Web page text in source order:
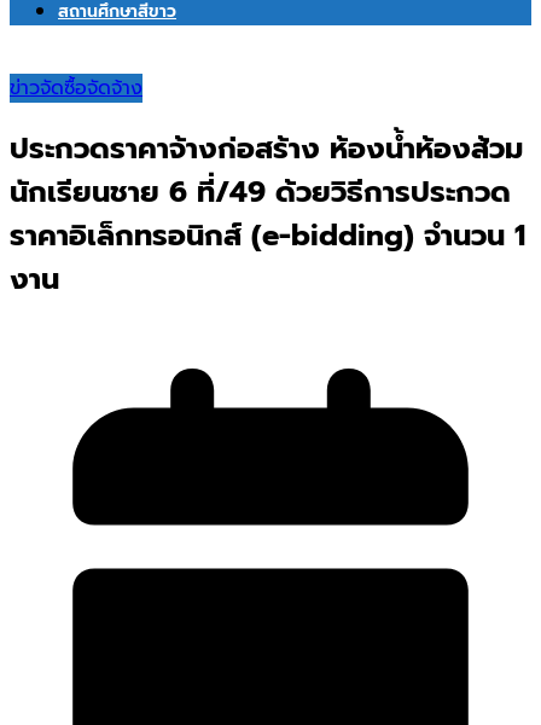
สถานศึกษาสีขาว
ข่าวจัดซื้อจัดจ้าง
ประกวดราคาจ้างก่อสร้าง ห้องน้ำห้องส้วม
นักเรียนชาย 6 ที่/49 ด้วยวิธีการประกวด
ราคาอิเล็กทรอนิกส์ (e-bidding) จำนวน 1
งาน